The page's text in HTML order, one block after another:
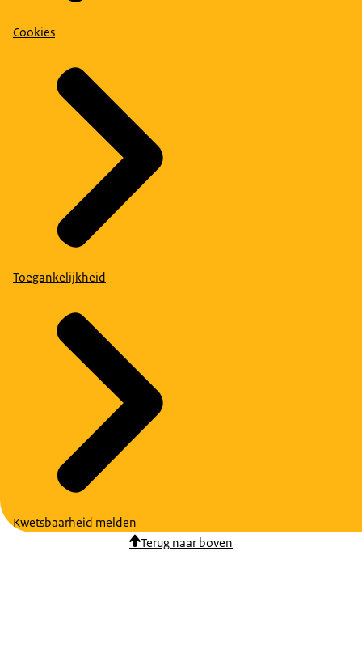
Cookies
Toegankelijkheid
Kwetsbaarheid melden
Terug naar boven